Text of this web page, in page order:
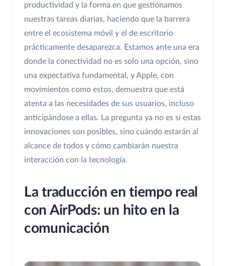
productividad y la forma en que gestionamos
nuestras tareas diarias, haciendo que la barrera
entre el ecosistema móvil y el de escritorio
prácticamente desaparezca. Estamos ante una era
donde la conectividad no es solo una opción, sino
una expectativa fundamental, y Apple, con
movimientos como estos, demuestra que está
atenta a las necesidades de sus usuarios, incluso
anticipándose a ellas. La pregunta ya no es si estas
innovaciones son posibles, sino cuándo estarán al
alcance de todos y cómo cambiarán nuestra
interacción con la tecnología.
La traducción en tiempo real
con AirPods: un hito en la
comunicación